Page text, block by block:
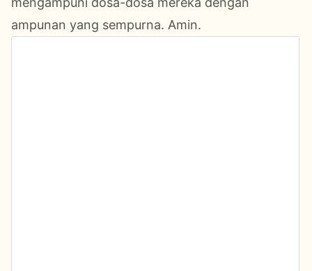
ampunan yang sempurna. Amin.